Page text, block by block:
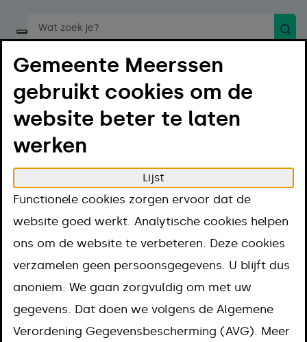
Start een spraakopdracht
Menu
Home Gemeentelijke Monumenten Ulestraten
Ulestraten
Op deze pagina vind je een overzicht van alle
Neem dan contact op met de Beleidsmedewerker
Gemeente Meerssen
gebruikt cookies om de
website beter te laten
werken
Lijst
Functionele cookies zorgen ervoor dat de
website goed werkt. Analytische cookies helpen
ons om de website te verbeteren. Deze cookies
verzamelen geen persoonsgegevens. U blijft dus
anoniem. We gaan zorgvuldig om met uw
gegevens. Dat doen we volgens de Algemene
Verordening Gegevensbescherming (AVG). Meer